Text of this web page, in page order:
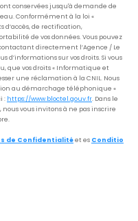
conservées jusqu'à demande de
Conformément à la loi «
d’accès, de rectification,
de vos données. Vous pouvez
directement l’Agence / Le
d’informations sur vos droits. Si vous
que vos droits « Informatique et
une réclamation à la CNIL. Nous
au démarchage téléphonique «
: https://www.bloctel.gouv.fr. Dans le
vous invitons à ne pas inscrire
de Confidentialitéet es Conditio